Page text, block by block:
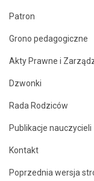
Patron
Grono pedagogiczne
Akty Prawne i
Dzwonki
Rada Rodziców
Publikacje nauczycieli
Kontakt
Poprzednia wersja